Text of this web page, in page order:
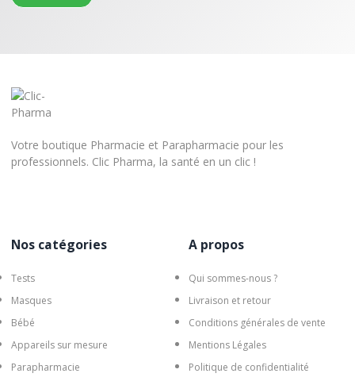
Votre boutique Pharmacie et Parapharmacie pour les
professionnels. Clic Pharma, la santé en un clic !
Nos catégories
Tests
Masques
Bébé
Appareils sur mesure
Parapharmacie
A propos
Qui sommes-nous ?
Livraison et retour
Conditions générales de vente
Mentions Légales
Politique de confidentialité